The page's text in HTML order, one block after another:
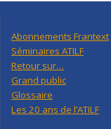
Abonnements Frantext
Séminaires ATILF
Retour sur…
Grand public
Glossaire
Les 20 ans de l’ATILF